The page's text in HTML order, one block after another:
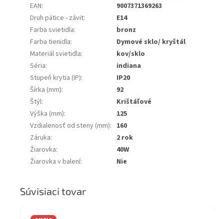
EAN:
9007371369263
Druh pätice - závit:
E14
Farba svietidla:
bronz
Farba tienidla:
Dymové sklo/ kryštál
Materiál svietidla:
kov/sklo
Séria:
indiana
Stupeň krytia (IP):
IP20
Šírka (mm):
92
Štýl:
Krištáľové
Výška (mm):
125
Vzdialenosť od steny (mm): 160
Záruka:
2 rok
Žiarovka:
40W
Žiarovka v balení: Nie
Súvisiaci tovar